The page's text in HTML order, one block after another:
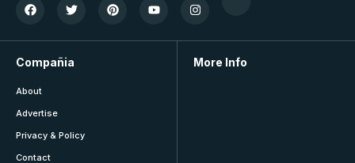
Compañia
About
Advertise
Privacy & Policy
Contact
More Info